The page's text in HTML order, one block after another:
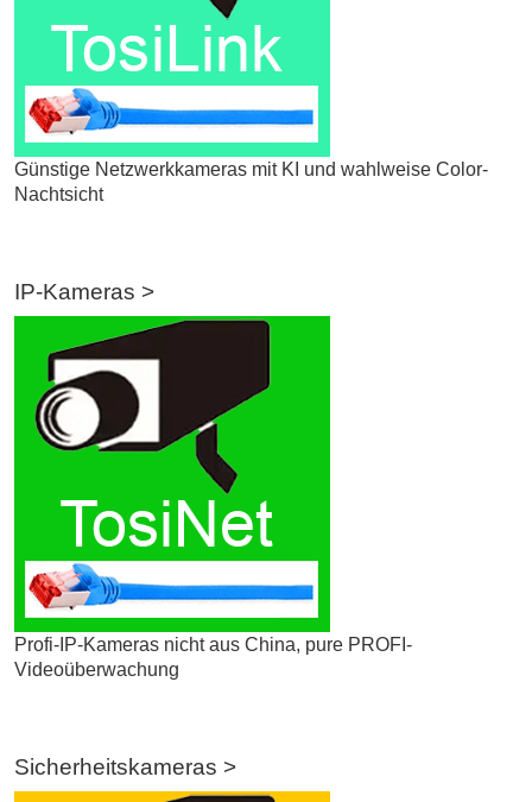
Günstige Netzwerkkameras mit KI und wahlweise Color-
Nachtsicht
IP-Kameras >
Profi-IP-Kameras nicht aus China, pure PROFI-
Videoüberwachung
Sicherheitskameras >